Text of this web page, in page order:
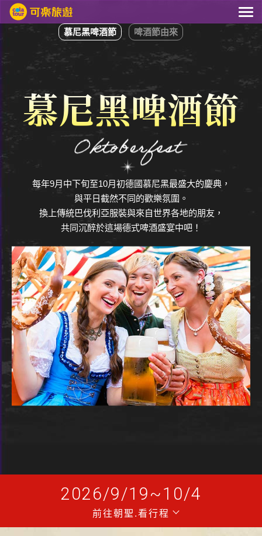
薦
慕尼黑啤酒節
每年9月中下旬至10月初德國慕尼黑最盛大的慶典，
與平日截然不同的歡樂氛圍。
換上傳統巴伐利亞服裝與來自世界各地的朋友，
共同沉醉於這場德式啤酒盛宴中吧！
2026/9/19~10/4
前往朝聖.看行程
慕尼黑啤酒節 啤酒節由來